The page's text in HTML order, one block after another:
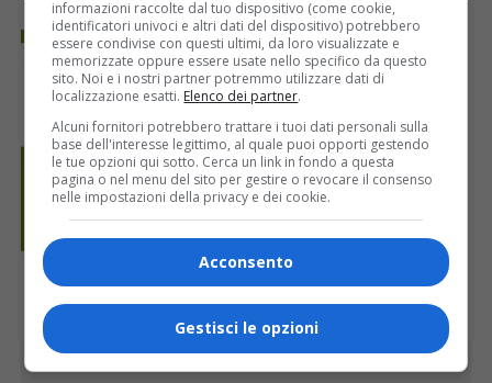
PUBBLICITÀ
informazioni raccolte dal tuo dispositivo (come cookie,
identificatori univoci e altri dati del dispositivo) potrebbero
essere condivise con questi ultimi, da loro visualizzate e
memorizzate oppure essere usate nello specifico da questo
sito. Noi e i nostri partner potremmo utilizzare dati di
localizzazione esatti. Elenco dei partner.
Alcuni fornitori potrebbero trattare i tuoi dati personali sulla
base dell'interesse legittimo, al quale puoi opporti gestendo
le tue opzioni qui sotto. Cerca un link in fondo a questa
pagina o nel menu del sito per gestire o revocare il consenso
nelle impostazioni della privacy e dei cookie.
Acconsento
Gestisci le opzioni